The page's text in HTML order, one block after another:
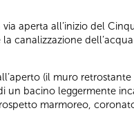
aperta all’inizio del
canalizzazione
(il muro
un bacino leggermente
marmoreo,